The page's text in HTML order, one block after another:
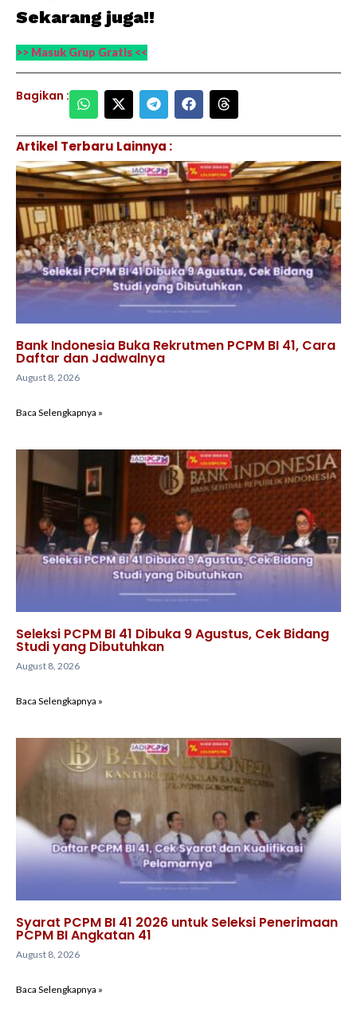
Sekarang juga!!
>> Masuk Grup Gratis <<
Bagikan :
Artikel Terbaru Lainnya :
Bank Indonesia Buka Rekrutmen PCPM BI 41, Cara
Daftar dan Jadwalnya
August 8, 2026
Baca Selengkapnya »
Seleksi PCPM BI 41 Dibuka 9 Agustus, Cek Bidang
Studi yang Dibutuhkan
August 8, 2026
Baca Selengkapnya »
Syarat PCPM BI 41 2026 untuk Seleksi Penerimaan
PCPM BI Angkatan 41
August 8, 2026
Baca Selengkapnya »